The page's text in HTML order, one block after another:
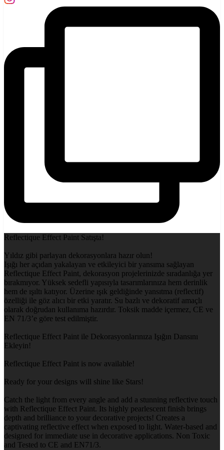
Reflectique Effect Paint Satışta!
Yıldız gibi parlayan dekorasyonlara hazır olun!
Işığı her açıdan yakalayan ve etkileyici bir yansıma sağlayan
Reflectique Effect Paint, dekorasyon projelerinizde sıradanlığa yer
bırakmıyor. Yüksek sedefli yapısıyla tasarımlarınıza hem derinlik
hem de ışıltı katıyor. Üzerine ışık geldiğinde yansıtma (reflectif)
özelliği ile göz alıcı bir etki yaratır. Su bazlı ve dekoratif amaçlı
olarak doğrudan kullanıma hazırdır. Toksik madde içermez, CE ve
EN 71/3’e göre test edilmiştir.
Reflectique Effect Paint ile Dekorasyonlarınıza Işığın Dansını
Ekleyin!
Reflectique Effect Paint is now available!
Ready for your designs will shine like Stars!
Catch the light from every angle and add a stunning reflective touch
with Reflectique Effect Paint. Its highly pearlescent finish brings
depth and brilliance to your decorative projects! Creates a
captivating reflective effect when exposed to light. Water-based and
designed for immediate use in decorative applications. Non Toxic
and Tested to CE and EN71/3.